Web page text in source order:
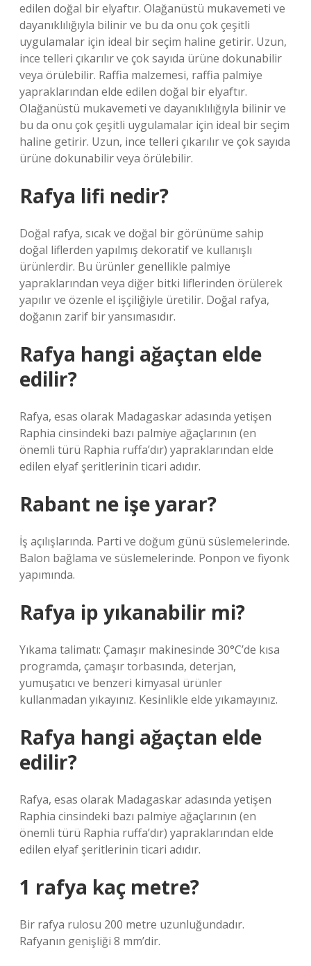
edilen doğal bir elyaftır. Olağanüstü mukavemeti ve
dayanıklılığıyla bilinir ve bu da onu çok çeşitli
uygulamalar için ideal bir seçim haline getirir. Uzun,
ince telleri çıkarılır ve çok sayıda ürüne dokunabilir
veya örülebilir. Raffia malzemesi, raffia palmiye
yapraklarından elde edilen doğal bir elyaftır.
Olağanüstü mukavemeti ve dayanıklılığıyla bilinir ve
bu da onu çok çeşitli uygulamalar için ideal bir seçim
haline getirir. Uzun, ince telleri çıkarılır ve çok sayıda
ürüne dokunabilir veya örülebilir.
Rafya lifi nedir?
Doğal rafya, sıcak ve doğal bir görünüme sahip
doğal liflerden yapılmış dekoratif ve kullanışlı
ürünlerdir. Bu ürünler genellikle palmiye
yapraklarından veya diğer bitki liflerinden örülerek
yapılır ve özenle el işçiliğiyle üretilir. Doğal rafya,
doğanın zarif bir yansımasıdır.
Rafya hangi ağaçtan elde
edilir?
Rafya, esas olarak Madagaskar adasında yetişen
Raphia cinsindeki bazı palmiye ağaçlarının (en
önemli türü Raphia ruffa’dır) yapraklarından elde
edilen elyaf şeritlerinin ticari adıdır.
Rabant ne işe yarar?
İş açılışlarında. Parti ve doğum günü süslemelerinde.
Balon bağlama ve süslemelerinde. Ponpon ve fiyonk
yapımında.
Rafya ip yıkanabilir mi?
Yıkama talimatı: Çamaşır makinesinde 30°C’de kısa
programda, çamaşır torbasında, deterjan,
yumuşatıcı ve benzeri kimyasal ürünler
kullanmadan yıkayınız. Kesinlikle elde yıkamayınız.
Rafya hangi ağaçtan elde
edilir?
Rafya, esas olarak Madagaskar adasında yetişen
Raphia cinsindeki bazı palmiye ağaçlarının (en
önemli türü Raphia ruffa’dır) yapraklarından elde
edilen elyaf şeritlerinin ticari adıdır.
1 rafya kaç metre?
Bir rafya rulosu 200 metre uzunluğundadır.
Rafyanın genişliği 8 mm’dir.